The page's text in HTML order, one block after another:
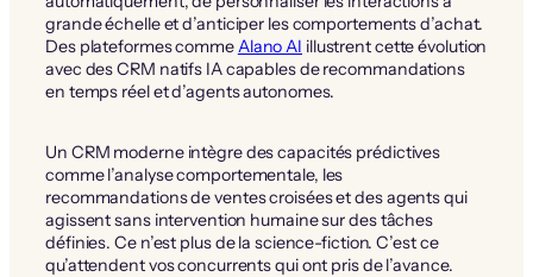
grande échelle et d’anticiper les comportements d’achat.
Des plateformes commeAlano AI illustrent cette évolution
avec des CRM natifs IA capables de recommandations
en temps réel et d’agents autonomes.
Un CRM moderne intègre des capacités prédictives
comme l’analyse comportementale, les
recommandations de ventes croisées et des agents qui
agissent sans intervention humaine sur des tâches
définies. Ce n’est plus de la science-fiction. C’est ce
qu’attendent vos concurrents qui ont pris de l’avance.